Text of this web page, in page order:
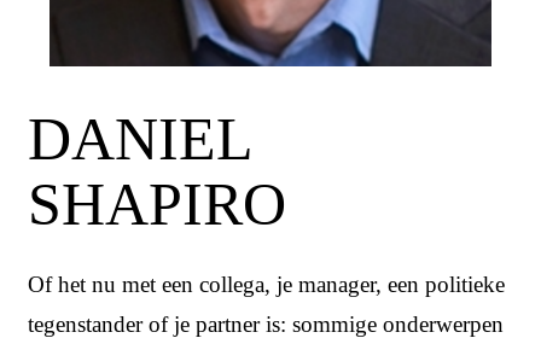
DANIEL
SHAPIRO
Of het nu met een collega, je manager, een politieke
tegenstander of je partner is: sommige onderwerpen